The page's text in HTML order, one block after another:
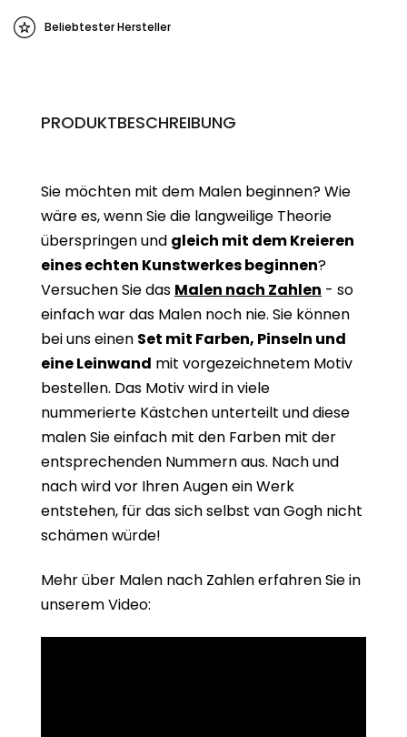
Beliebtester Hersteller
PRODUKTBESCHREIBUNG
Sie möchten mit dem Malen beginnen? Wie
wäre es, wenn Sie die langweilige Theorie
überspringen und gleich mit dem Kreieren
eines echten Kunstwerkes beginnen?
Versuchen Sie das Malen nach Zahlen - so
einfach war das Malen noch nie. Sie können
bei uns einen Set mit Farben, Pinseln und
eine Leinwand mit vorgezeichnetem Motiv
bestellen. Das Motiv wird in viele
nummerierte Kästchen unterteilt und diese
malen Sie einfach mit den Farben mit der
entsprechenden Nummern aus. Nach und
nach wird vor Ihren Augen ein Werk
entstehen, für das sich selbst van Gogh nicht
schämen würde!
Mehr über Malen nach Zahlen erfahren Sie in
unserem Video: